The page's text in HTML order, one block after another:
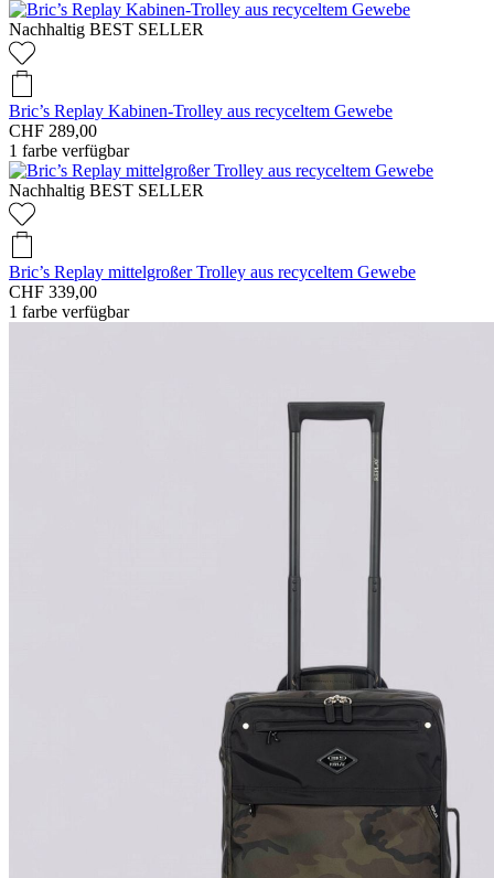
Nachhaltig BEST SELLER
Bric’s Replay Kabinen-Trolley aus recyceltem Gewebe
CHF 289,00
1 farbe verfügbar
Nachhaltig BEST SELLER
Bric’s Replay mittelgroßer Trolley aus recyceltem Gewebe
CHF 339,00
1 farbe verfügbar